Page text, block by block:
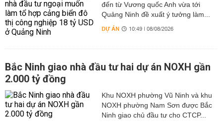
đến từ Vương quốc Anh vừa tới
Quảng Ninh đề xuất ý tưởng làm...
DỰ ÁN 10:49 | 08/08/2026
Bắc Ninh giao nhà đầu tư hai dự án NOXH gần
2.000 tỷ đồng
Khu NOXH phường Vũ Ninh và khu
NOXH phường Nam Sơn được Bắc
Ninh giao chủ đầu tư cho CTCP...